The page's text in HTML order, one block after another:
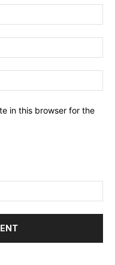
in this browser for the